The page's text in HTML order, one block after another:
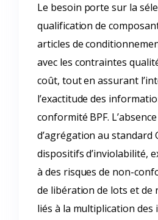
Le besoin porte sur la
qualification de
articles de
avec les contraintes
coût, tout en assurant
l’exactitude des
conformité BPF.
d’agrégation au standard
dispositifs d’inviolabilité,
à des risques de non-
de libération de lots et de
liés à la multiplication des